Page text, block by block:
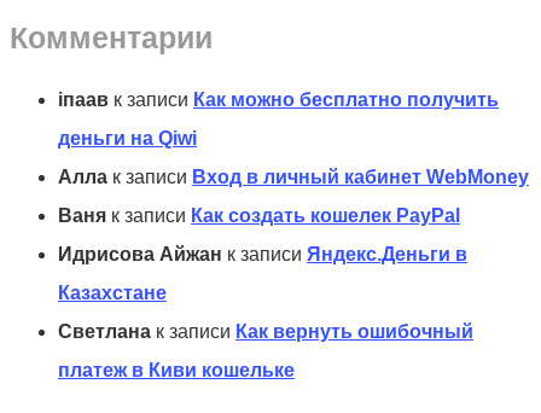
Комментарии
іпаав к записи Как можно бесплатно получить
деньги на Qiwi
Алла к записи Вход в личный кабинет WebMoney
Ваня к записи Как создать кошелек PayPal
Идрисова Айжан к записи Яндекс.Деньги в
Казахстане
Светлана к записи Как вернуть ошибочный
платеж в Киви кошельке